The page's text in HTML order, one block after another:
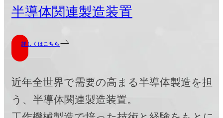
貢献する研削盤シリーズ。
平面・成形・円筒・内面・歯車・専用機な
ど、汎用タイプから全自動CNCタイプまで
彩なラインナップを揃えています。
半導体関連製造装置